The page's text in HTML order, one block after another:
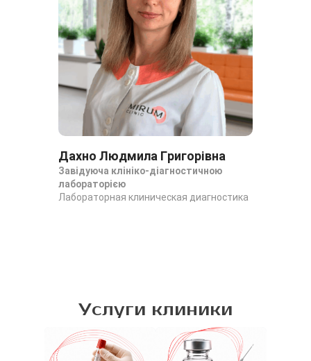
Дахно Людмила Григорівна
Завідуюча клініко-діагностичною
лабораторією
Лабораторная клиническая диагностика
Услуги клиники